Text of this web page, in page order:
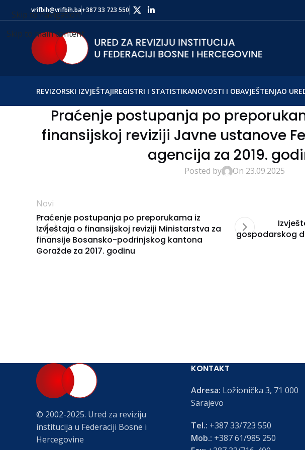
Skip to navigation
Skip to main content
vrifbih@vrifbih.ba+387 33 723 550
REVIZORSKI IZVJEŠTAJIREGISTRI I STATISTIKANOVOSTI I OBAVJEŠTENJAO
Praćenje postupanja po
finansijskoj reviziji Javne ustanove
agencija za 2019.
Posted by On 23.09.2025
Novi
Praćenje postupanja po preporukama iz
Izvještaja o finansijskoj reviziji Ministarstva za
finansije Bosansko-podrinjskog kantona
Goražde za 2017. godinu
gospodarskog
© 2002-2025. Ured za reviziju
institucija u Federaciji Bosne i
Hercegovine
KONTAKT
Adresa: Ložionička 3, 71 000
Sarajevo
Tel.: +387 33/723 550
Mob.: +387 61/985 250